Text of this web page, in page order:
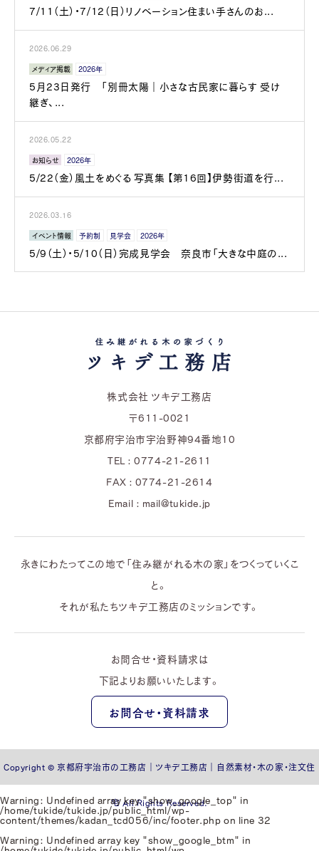
7/11（土）・7/12（日）リノベーション住まい手さんのお...
2026.06.29
メディア掲載
2026年
5月23日発行 「別冊太陽｜小さな古民家に暮らす 受け
継ぎ、...
2026.05.22
お知らせ
2026年
5/22（金）風土をめぐる 写真集 【第16回】伊勢街道を行...
2026.03.16
イベント情報
予約制 見学会 2026年
5/9（土）・5/10（日）完成見学会 奈良市「大きな中庭の...
株式会社 ツキデ工務店
〒611-0021
京都府宇治市宇治野神94番地10
TEL : 0774-21-2611
FAX : 0774-21-2614
Email : mail@tukide.jp
永きにわたってこの地で「住み継がれる木の家」をつくっていくこ
と。
それが私たちツキデ工務店のミッションです。
お問合せ・資料請求は
下記よりお願いいたします。
お問合せ・資料請求
Copyright © 京都府宇治市の工務店｜ツキデ工務店｜自然素材・木の家・注文住
宅 All Rights Reserved.
Warning: Undefined array key "show_google_top" in
/home/tukide/tukide.jp/public_html/wp-
content/themes/kadan_tcd056/inc/footer.php on line 32
Warning: Undefined array key "show_google_btm" in